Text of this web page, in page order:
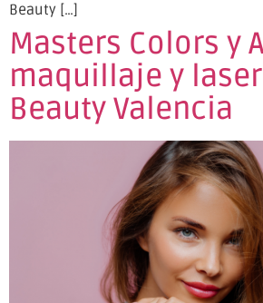
Beauty […]
Masters Colors y
maquillaje y
Beauty Valencia